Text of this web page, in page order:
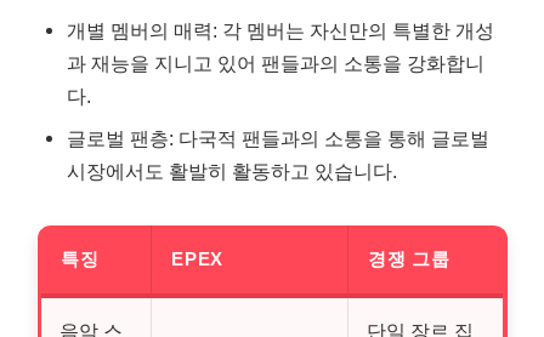
개별 멤버의 매력: 각 멤버는 자신만의 특별한 개성
과 재능을 지니고 있어 팬들과의 소통을 강화합니
다.
글로벌 팬층: 다국적 팬들과의 소통을 통해 글로벌
시장에서도 활발히 활동하고 있습니다.
특징 EPEX 경쟁 그룹
음악 스
단일 장르 집